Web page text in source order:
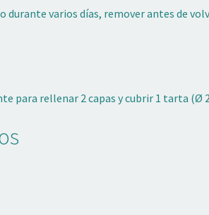
durante varios días, remover antes de
para rellenar 2 capas y cubrir 1 tarta (Ø